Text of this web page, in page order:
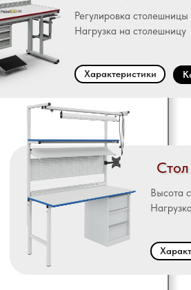
Высота
Регулировка столешницы
Нагрузка на столешницу
Характеристики